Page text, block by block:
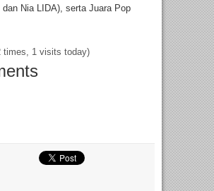
dan Nia LIDA), serta Juara Pop
times, 1 visits today)